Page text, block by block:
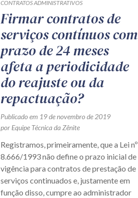
CONTRATOS ADMINISTRATIVOS
Firmar contratos de
serviços contínuos com
prazo de 24 meses
afeta a periodicidade
do reajuste ou da
repactuação?
Publicado em 19 de novembro de 2019
por Equipe Técnica da Zênite
Registramos, primeiramente, que a Lei nº
8.666/1993 não define o prazo inicial de
vigência para contratos de prestação de
serviços continuados e, justamente em
função disso, cumpre ao administrador